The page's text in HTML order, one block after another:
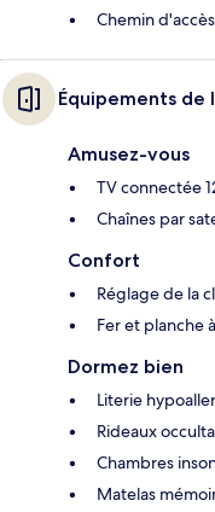
Chemin
Équipements de
Amusez-vous
TV connectée
Chaînes par
Confort
Réglage de la
Fer et planche
Dormez bien
Literie
Rideaux
Chambres
Matelas